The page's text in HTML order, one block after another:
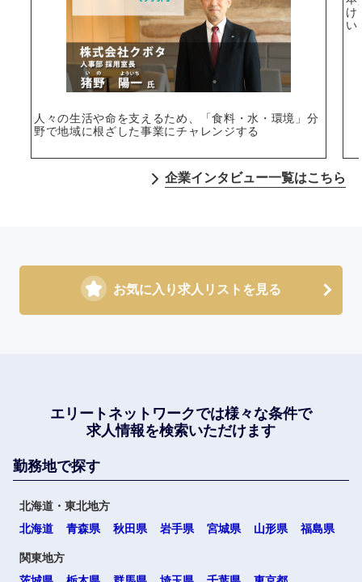
人々の生活や命を支えるため、「食料・水・環境」分
野で地域に根ざした事業にチャレンジする
け
い
企業インタビュー一覧はこちら
お気に入り求人リストを見る
エリートネットワークでは様々な条件で
求人情報を検索いただけます
勤務地で探す
北海道・東北地方
北海道
青森県 秋田県 岩手県 宮城県 山形県 福島県
関東地方